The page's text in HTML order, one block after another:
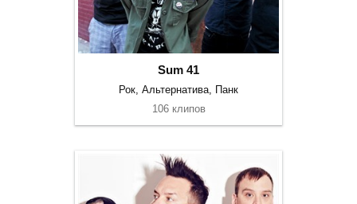
Sum 41
Рок, Альтернатива, Панк
106 клипов